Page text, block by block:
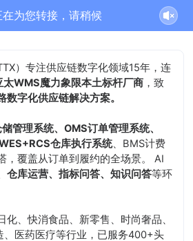
在为您转接，请稍候
）专注供应链数字化领域15年，连
WMS魔力象限本土标杆厂商 ，致
数字化供应链解决方案。
管理系统、OMS订单管理系统、
仓库执行系统、BMS计费
，覆盖从订单到履约的全场景。 AI
仓库运营、指标问答、知识问答等环
化、快消食品、新零售、时尚奢品、
、医药医疗等行业，已服务400+头